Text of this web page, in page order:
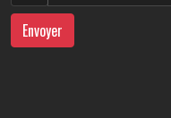
Envoyer